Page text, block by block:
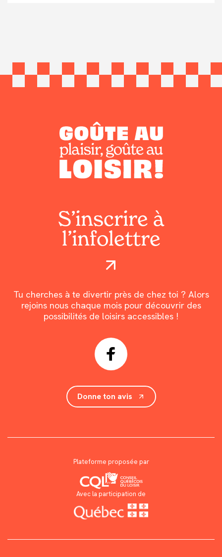
S’inscrire à
l’infolettre
Tu cherches à te divertir près de chez toi ? Alors
rejoins nous chaque mois pour découvrir des
possibilités de loisirs accessibles !
Donne ton avis
Plateforme proposée par
Avec la participation de